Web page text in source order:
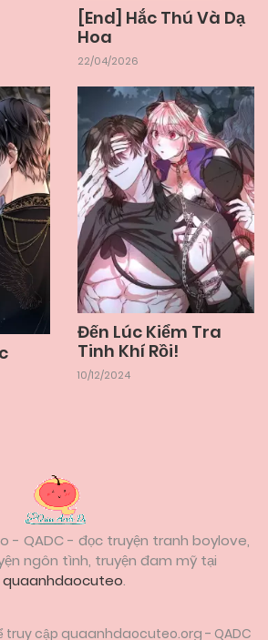
[End] Hắc Thú Và Dạ
Hoa
22/04/2026
Đến Lúc Kiểm Tra
Tinh Khí Rồi!
10/12/2024
- QADC - đọc truyện tranh boylove,
ngôn tình, truyện đam mỹ tại
quaanhdaocuteo.
truy cập quaanhdaocuteo.org - QADC